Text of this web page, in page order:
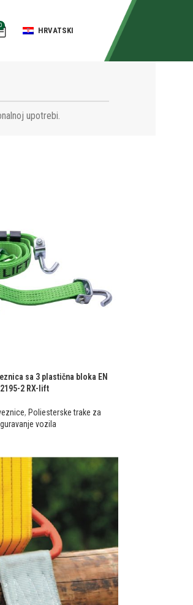
0
HRVATSKI
upotrebi.
sa 3 plastična bloka EN
2 RX-lift
,Poliesterske trake za
vozila